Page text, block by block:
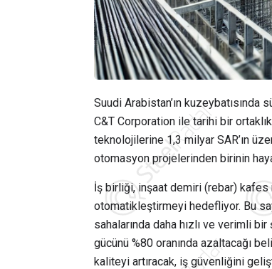
Suudi Arabistan’ın
C&T Corporation ile tarihi bir
teknolojilerine 1,3 milyar SAR’ın
otomasyon projelerinden birinin
İş birliği, inşaat demiri (rebar) kafes
otomatikleştirmeyi hedefliyor. Bu
sahalarında daha hızlı ve verimli
gücünü %80 oranında azaltacağı
kaliteyi artıracak, iş güvenliğini